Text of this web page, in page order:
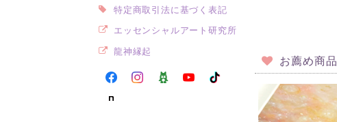
特定商取引法に基づく表記
エッセンシャルアート研究所
龍神縁起
お薦め商品